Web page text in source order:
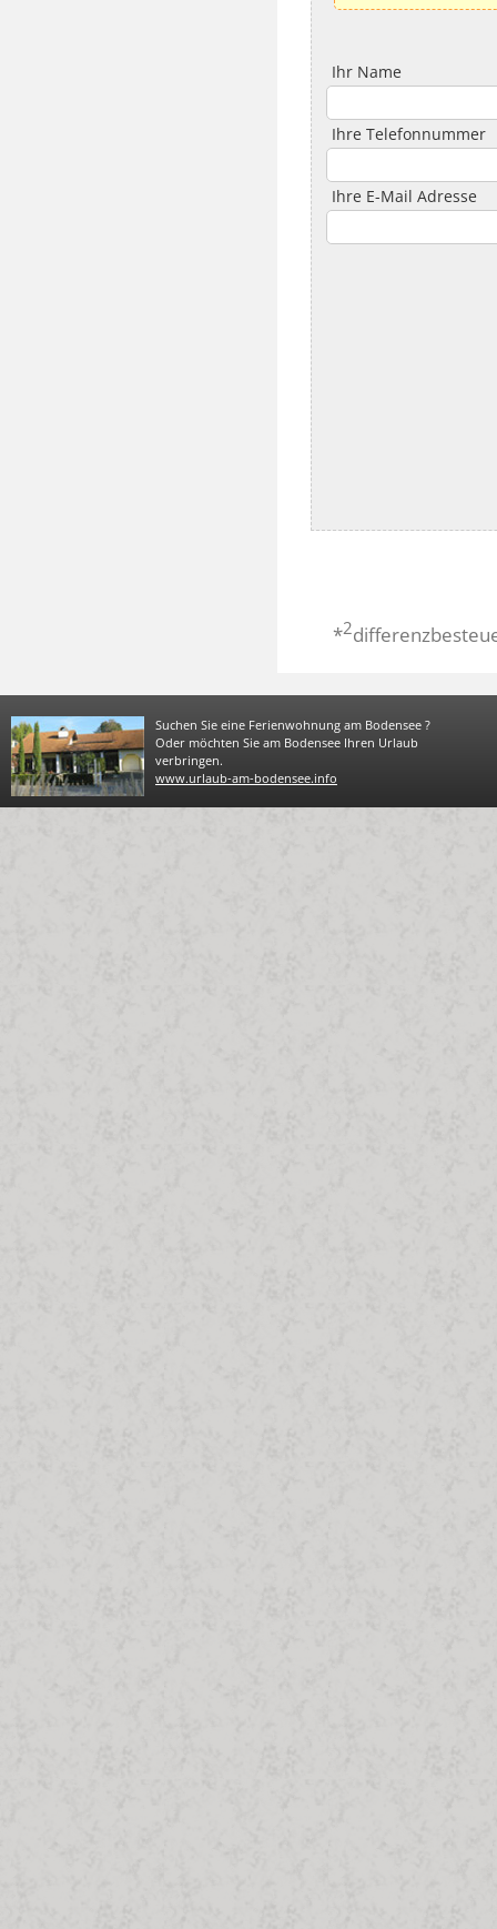
Ihr Name
Ihre Telefonnummer
Ihre E-Mail Adresse
*2
Suchen Sie eine Ferienwohnung am Bodensee ?
Oder möchten Sie am Bodensee Ihren Urlaub
verbringen.
www.urlaub-am-bodensee.info